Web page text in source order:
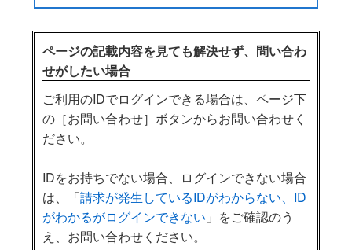
ページの記載内容を見ても解決せず、問い合わ
せがしたい場合
ご利用のIDでログインできる場合は、ページ下
の［お問い合わせ］ボタンからお問い合わせく
ださい。
IDをお持ちでない場合、ログインできない場合
は、「請求が発生しているIDがわからない、ID
がわかるがログインできない 」をご確認のう
え、お問い合わせください。